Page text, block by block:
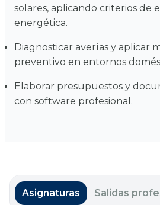
solares, aplicando criterios de
energética.
Diagnosticar averías y aplicar
preventivo en entornos
Elaborar presupuestos y
con software profesional.
Asignaturas Salidas